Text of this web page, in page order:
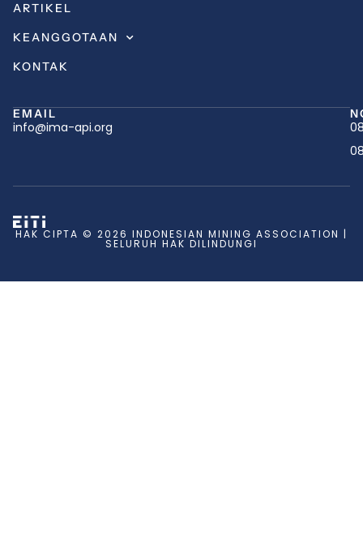
ARTIKEL
KEANGGOTAAN
KONTAK
EMAIL
info@ima-api.org
HAK CIPTA © 2026 INDONESIAN MINING ASSOCIATION |
SELURUH HAK DILINDUNGI